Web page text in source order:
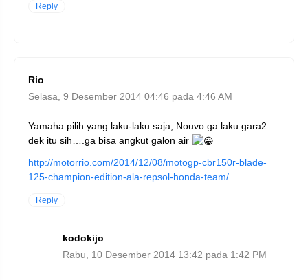
Reply
Rio
Selasa, 9 Desember 2014 04:46 pada 4:46 AM
Yamaha pilih yang laku-laku saja, Nouvo ga laku gara2
dek itu sih….ga bisa angkut galon air
http://motorrio.com/2014/12/08/motogp-cbr150r-blade-
125-champion-edition-ala-repsol-honda-team/
Reply
kodokijo
Rabu, 10 Desember 2014 13:42 pada 1:42 PM